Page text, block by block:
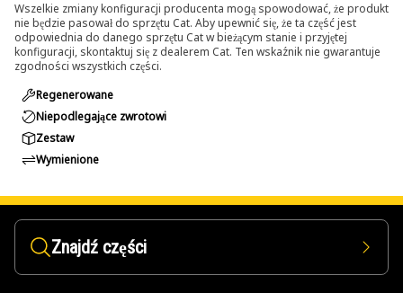
Wszelkie zmiany konfiguracji producenta mogą spowodować, że produkt
nie będzie pasował do sprzętu Cat. Aby upewnić się, że ta część jest
odpowiednia do danego sprzętu Cat w bieżącym stanie i przyjętej
konfiguracji, skontaktuj się z dealerem Cat. Ten wskaźnik nie gwarantuje
zgodności wszystkich części.
Regenerowane
Niepodlegające zwrotowi
Zestaw
Wymienione
Znajdź części